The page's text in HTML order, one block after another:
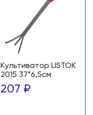
Культиватор LISTOK
2015 37*6,5см
207 ₽